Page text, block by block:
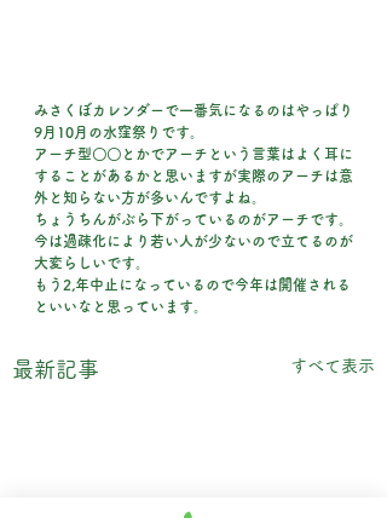
みさくぼカレンダーで一番気になるのはやっぱり
9月10月の水窪祭りです。
アーチ型〇〇とかでアーチという言葉はよく耳に
することがあるかと思いますが実際のアーチは意
外と知らない方が多いんですよね。
ちょうちんがぶら下がっているのがアーチです。
今は過疎化により若い人が少ないので立てるのが
大変らしいです。
もう2,年中止になっているので今年は開催される
といいなと思っています。
最新記事 すべて表示